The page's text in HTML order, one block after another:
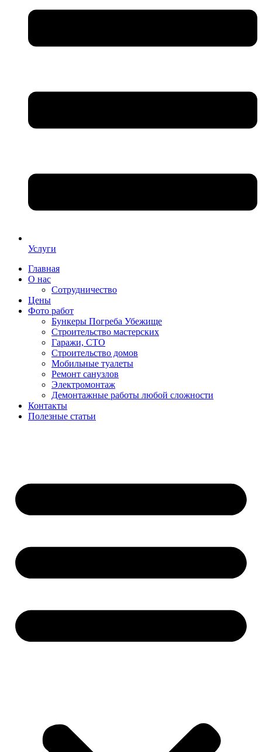
Услуги
Главная
О нас
Сотрудничество
Цены
Фото работ
Бункеры Погреба Убежище
Строительство мастерских
Гаражи, СТО
Строительство домов
Мобильные туалеты
Ремонт санузлов
Электромонтаж
Демонтажные работы любой сложности
Контакты
Полезные статьи